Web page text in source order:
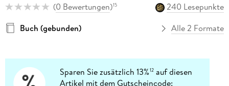
(0 Bewertungen)15
240 Lesepunkte
Buch (gebunden)
Alle 2 Formate
Sparen Sie zusätzlich 13%12 auf diesen
Artikel mit dem Gutscheincode: